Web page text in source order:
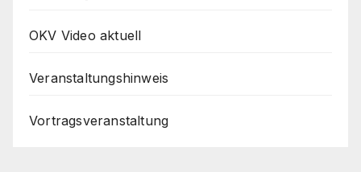
OKV Video aktuell
Veranstaltungshinweis
Vortragsveranstaltung